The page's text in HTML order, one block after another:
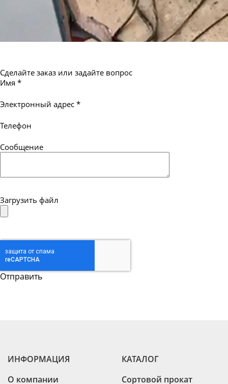
Сделайте заказ или задайте вопрос
Имя *
Электронный адрес *
Телефон
Сообщение
Загрузить файл
ИНФОРМАЦИЯ
О компании
КАТАЛОГ
Сортовой прокат